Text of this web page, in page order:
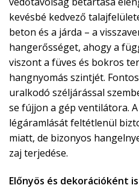
kevésbé kedvező
beton és a járda – a
hangerősséget, ahogy a
viszont a füves és bokros
hangnyomás szintjét.
uralkodó széljárással
se fújjon a gép ventilátora.
légáramlását feltétlenül
miatt, de bizonyos
zaj terjedése.
Előnyös és dekorációként